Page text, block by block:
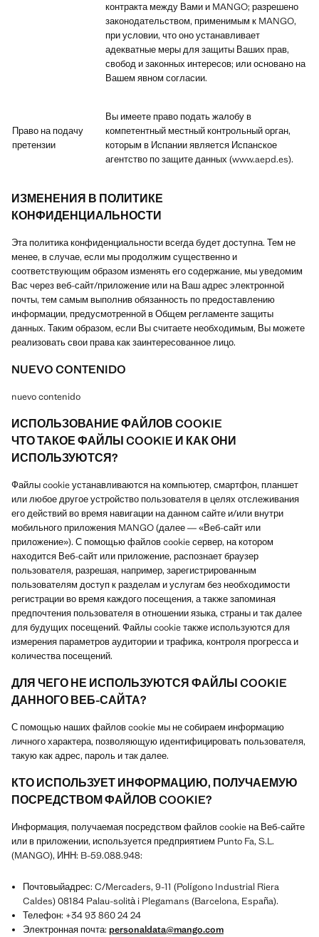
контракта между Вами и MANGO; разрешено
законодательством, применимым к MANGO,
при условии, что оно устанавливает
адекватные меры для защиты Ваших прав,
свобод и законных интересов; или основано на
Вашем явном согласии.
Право на подачу
претензии
Вы имеете право подать жалобу в
компетентный местный контрольный орган,
которым в Испании является Испанское
агентство по защите данных (www.aepd.es).
ИЗМЕНЕНИЯ В ПОЛИТИКЕ
КОНФИДЕНЦИАЛЬНОСТИ
Эта политика конфиденциальности всегда будет доступна. Тем не
менее, в случае, если мы продолжим существенно и
соответствующим образом изменять его содержание, мы уведомим
Вас через веб-сайт/приложение или на Ваш адрес электронной
почты, тем самым выполнив обязанность по предоставлению
информации, предусмотренной в Общем регламенте защиты
данных. Таким образом, если Вы считаете необходимым, Вы можете
реализовать свои права как заинтересованное лицо.
NUEVO CONTENIDO
nuevo contenido
ИСПОЛЬЗОВАНИЕ ФАЙЛОВ COOKIE
ЧТО ТАКОЕ ФАЙЛЫ COOKIE И КАК ОНИ
ИСПОЛЬЗУЮТСЯ?
Файлы cookie устанавливаются на компьютер, смартфон, планшет
или любое другое устройство пользователя в целях отслеживания
его действий во время навигации на данном сайте и/или внутри
мобильного приложения MANGO (далее — «Веб-сайт или
приложение»). С помощью файлов cookie сервер, на котором
находится Веб-сайт или приложение, распознает браузер
пользователя, разрешая, например, зарегистрированным
пользователям доступ к разделам и услугам без необходимости
регистрации во время каждого посещения, а также запоминая
предпочтения пользователя в отношении языка, страны и так далее
для будущих посещений. Файлы cookie также используются для
измерения параметров аудитории и трафика, контроля прогресса и
количества посещений.
ДЛЯ ЧЕГО НЕ ИСПОЛЬЗУЮТСЯ ФАЙЛЫ COOKIE
ДАННОГО ВЕБ-САЙТА?
С помощью наших файлов cookie мы не собираем информацию
личного характера, позволяющую идентифицировать пользователя,
такую как адрес, пароль и так далее.
КТО ИСПОЛЬЗУЕТ ИНФОРМАЦИЮ, ПОЛУЧАЕМУЮ
ПОСРЕДСТВОМ ФАЙЛОВ COOKIE?
Информация, получаемая посредством файлов cookie на Веб-сайте
или в приложении, используется предприятием Punto Fa, S.L.
(MANGO), ИНН: B-59.088.948:
Почтовыйадрес: C/Mercaders, 9-11 (Polígono Industrial Riera
Caldes) 08184 Palau-solità i Plegamans (Barcelona, España).
Телефон: +34 93 860 24 24
Электронная почта: personaldata@mango.com